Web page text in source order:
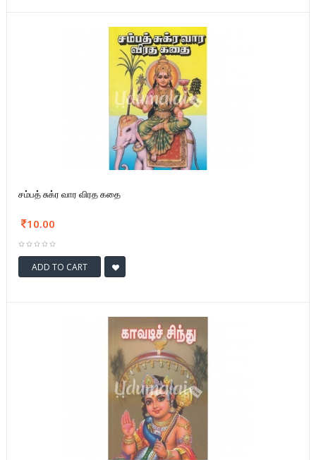
சம்பத் சுக்ர வார விரத கதை
10.00
ADD TO CART